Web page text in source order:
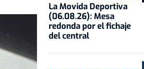
La Movida Deportiva
(06.08.26): Mesa
redonda por el fichaje
del central